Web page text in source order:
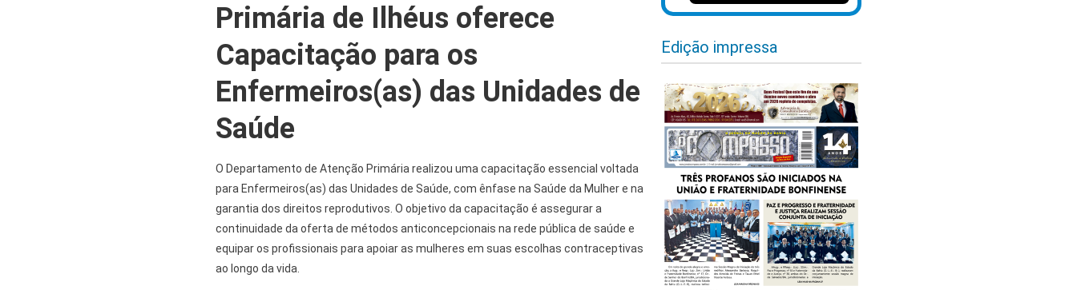
Primária de Ilhéus oferece
Capacitação para os
Enfermeiros(as) das Unidades de
Saúde
O Departamento de Atenção Primária realizou uma capacitação essencial voltada
para Enfermeiros(as) das Unidades de Saúde, com ênfase na Saúde da Mulher e na
garantia dos direitos reprodutivos. O objetivo da capacitação é assegurar a
continuidade da oferta de métodos anticoncepcionais na rede pública de saúde e
equipar os profissionais para apoiar as mulheres em suas escolhas contraceptivas
ao longo da vida.
Edição impressa